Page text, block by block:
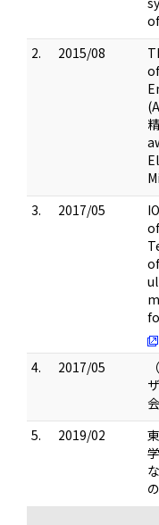
2.
2015/08
3.
2017/05
4. 2017/05
5.
2019/02